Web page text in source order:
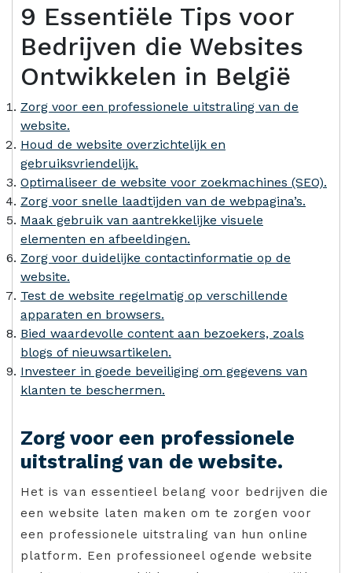
9 Essentiële Tips voor
Bedrijven die Websites
Ontwikkelen in België
Zorg voor een professionele uitstraling van de
website.
Houd de website overzichtelijk en
gebruiksvriendelijk.
Optimaliseer de website voor zoekmachines (SEO).
Zorg voor snelle laadtijden van de webpagina’s.
Maak gebruik van aantrekkelijke visuele
elementen en afbeeldingen.
Zorg voor duidelijke contactinformatie op de
website.
Test de website regelmatig op verschillende
apparaten en browsers.
Bied waardevolle content aan bezoekers, zoals
blogs of nieuwsartikelen.
Investeer in goede beveiliging om gegevens van
klanten te beschermen.
Zorg voor een professionele
uitstraling van de website.
Het is van essentieel belang voor bedrijven die
een website laten maken om te zorgen voor
een professionele uitstraling van hun online
platform. Een professioneel ogende website